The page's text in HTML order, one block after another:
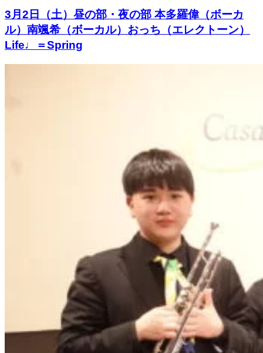
3月2日（土）昼の部・夜の部 本多羅偉（ボーカ
ル）南颯希（ボーカル）おっち（エレクトーン）
Life♩＝Spring